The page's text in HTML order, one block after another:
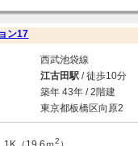
ン17
西武池袋線
江古田駅/ 徒歩10分
築年 43年 / 2階建
東京都板橋区向原2
2